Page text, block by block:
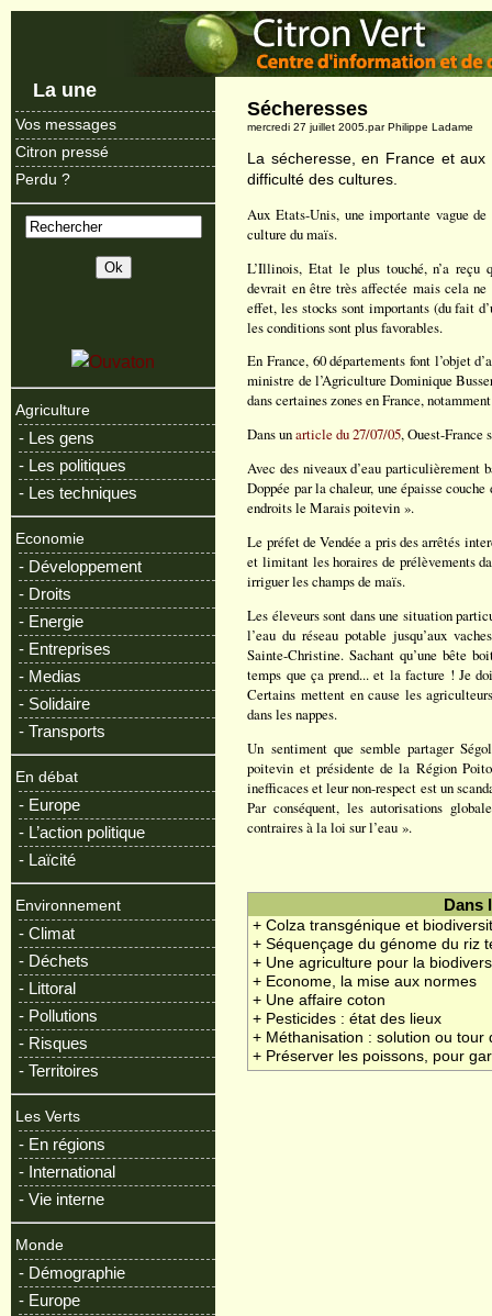
La une
Vos messages
Citron pressé
Perdu ?
Agriculture
- Les gens
- Les politiques
- Les techniques
Economie
- Développement
- Droits
- Energie
- Entreprises
- Medias
- Solidaire
- Transports
En débat
- Europe
- L’action politique
- Laïcité
Environnement
- Climat
- Déchets
- Littoral
- Pollutions
- Risques
- Territoires
Les Verts
- En régions
- International
- Vie interne
Monde
- Démographie
- Europe
Sécheresses
mercredi 27 juillet 2005.par Philippe Ladame
La sécheresse, en France et
difficulté des cultures.
Aux Etats-Unis, une importante vague
culture du maïs.
L’Illinois, Etat le plus touché, n’a reçu
devrait en être très affectée mais cela
effet, les stocks sont importants (du fait
les conditions sont plus favorables.
En France, 60 départements font l’objet
ministre de l’Agriculture Dominique
dans certaines zones en France,
Dans unarticle du 27/07/05, Ouest-France
Avec des niveaux d’eau particulièrement
Doppée par la chaleur, une épaisse
endroits le Marais poitevin ».
Le préfet de Vendée a pris des arrêtés
et limitant les horaires de prélèvements
irriguer les champs de maïs.
Les éleveurs sont dans une situation
l’eau du réseau potable jusqu’aux
Sainte-Christine. Sachant qu’une bête
temps que ça prend... et la facture ! Je
Certains mettent en cause les
dans les nappes.
Un sentiment que semble partager
poitevin et présidente de la Région
inefficaces et leur non-respect est un
Par conséquent, les autorisations
contraires à la loi sur l’eau ».
Dans
+ Colza transgénique et
+ Séquençage du génome du riz
+ Une agriculture pour la
+ Econome, la mise aux normes
+ Une affaire coton
+ Pesticides : état des lieux
+ Méthanisation : solution ou tour
+ Préserver les poissons, pour